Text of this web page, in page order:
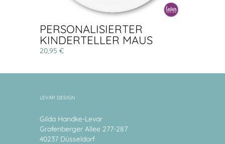
PERSONALISIERTER
KINDERTELLER MAUS
20,95 €
LEVAR DESIGN
Gilda Handke-Levar
Grafenberger Allee 277-287
40237 Düsseldorf